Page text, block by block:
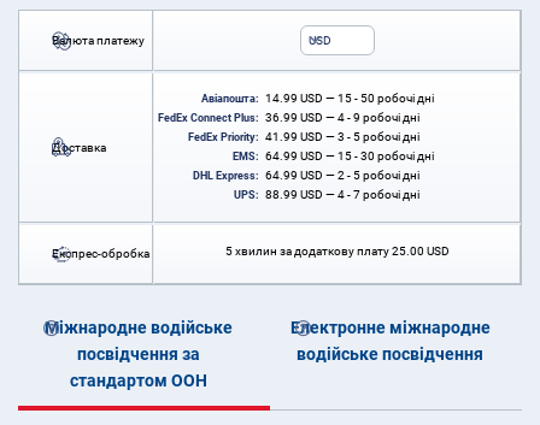
Валюта платежу USD
Доставка
Авіапошта: 14.99 USD — 15 - 50 робочі дні
FedEx Connect Plus: 36.99 USD — 4 - 9 робочі дні
FedEx Priority: 41.99 USD — 3 - 5 робочі дні
EMS: 64.99 USD — 15 - 30 робочі дні
DHL Express: 64.99 USD — 2 - 5 робочі дні
UPS: 88.99 USD — 4 - 7 робочі дні
Експрес-обробка 5 хвилин за додаткову плату25.00 USD
Міжнародне водійське
посвідчення за
стандартом ООН
Електронне міжнародне
водійське посвідчення